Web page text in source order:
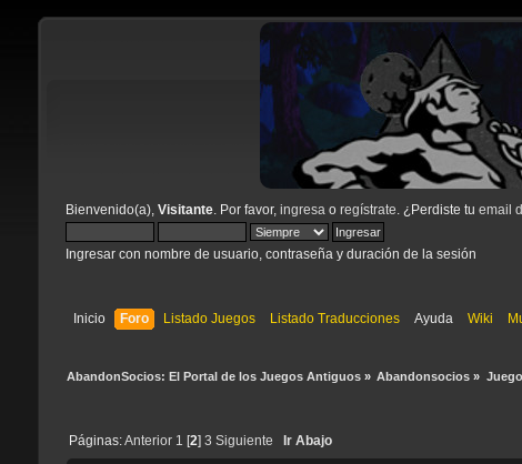
Bienvenido(a), Visitante. Por favor, ingresa o regístrate . ¿Perdiste tu email
Ingresar con nombre de usuario, contraseña y duración de la sesión
Inicio Foro Listado Juegos Listado Traducciones Ayuda Wiki
AbandonSocios: El Portal de los Juegos Antiguos» Abandonsocios »
Páginas:Anterior 1 2 3 Siguiente Ir Abajo